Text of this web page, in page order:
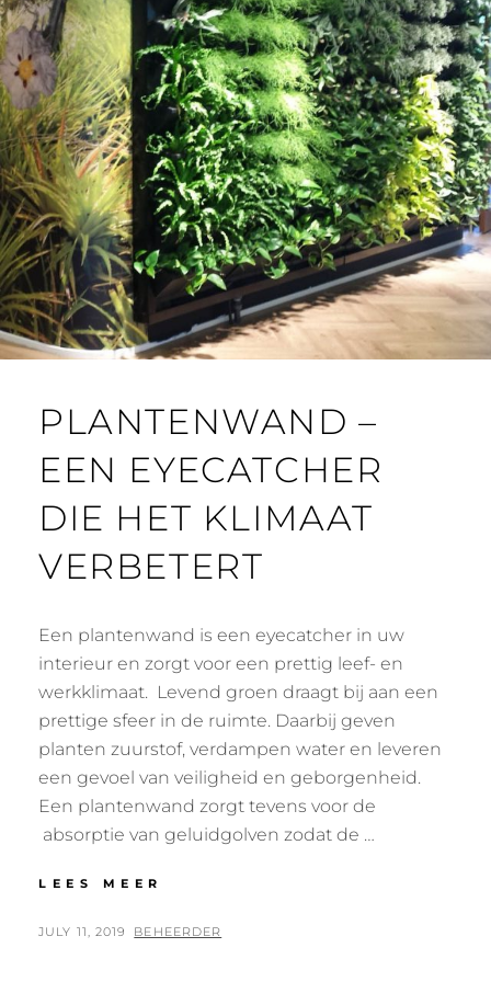
PLANTENWAND –
EEN EYECATCHER
DIE HET KLIMAAT
VERBETERT
Een plantenwand is een eyecatcher in uw
interieur en zorgt voor een prettig leef- en
werkklimaat. Levend groen draagt bij aan een
prettige sfeer in de ruimte. Daarbij geven
planten zuurstof, verdampen water en leveren
een gevoel van veiligheid en geborgenheid.
Een plantenwand zorgt tevens voor de
absorptie van geluidgolven zodat de …
LEES MEER
EEN
POSTED
JULY 11, 2019 BY
BEHEERDER